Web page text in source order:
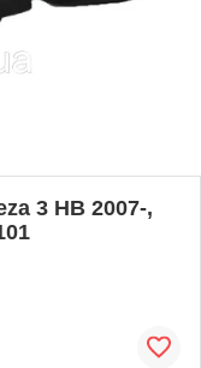
3 HB 2007-,